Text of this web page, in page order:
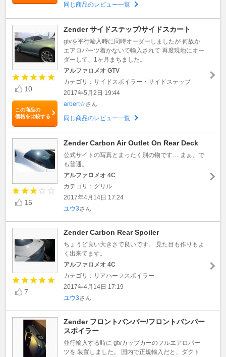
同じ商品のレビュー一覧
10
この商品の
価格を比較する
Zender サイドステップ/サイドスカート
gtvを平行輸入時に同時オーダーしましたが 何故か
エアロパーツ着かないで輸入されて 再度現地にオー
ダーして、1ヶ月まちました。
アルファロメオ GTV
カテゴリ：サイドスポイラー・サイドステップ
2017年5月2日 19:44
arbert☆さん
同じ商品のレビュー一覧
15
Zender Carbon Air Outlet On Rear Deck
公式サイトの写真とまったく別の物です… まぁ、で
も普通。
アルファロメオ 4C
カテゴリ：グリル
2017年4月14日 17:24
ユウ3さん
7
Zender Carbon Rear Spoiler
ちょうど良い大きさで良いです。 見た目も作りもよ
く出来てます。
アルファロメオ 4C
カテゴリ：リアハーフスポイラー
2017年4月14日 17:19
ユウ3さん
Zender フロントバンパー/フロントバンパー
スポイラー
並行輸入する時に gtvカップカーのフルエアロパー
ツを 装置しました。 国内で正規輸入だと、ダクト